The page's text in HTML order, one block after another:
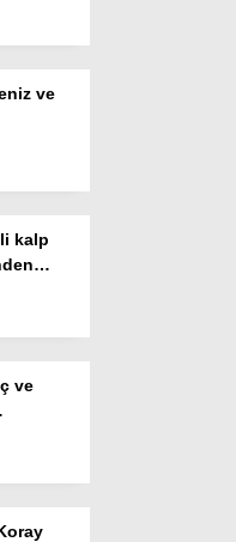
Instagram
ve
kalp
ve